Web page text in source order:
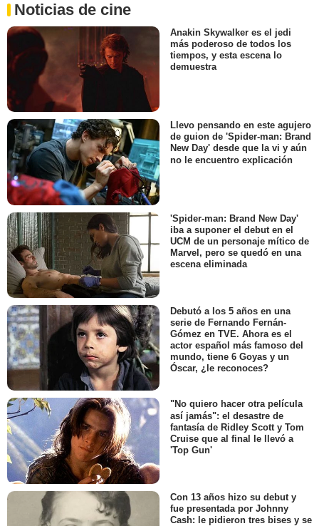
Noticias de cine
Anakin Skywalker es el jedi
más poderoso de todos los
tiempos, y esta escena lo
demuestra
Llevo pensando en este agujero
de guion de 'Spider-man: Brand
New Day' desde que la vi y aún
no le encuentro explicación
'Spider-man: Brand New Day'
iba a suponer el debut en el
UCM de un personaje mítico de
Marvel, pero se quedó en una
escena eliminada
Debutó a los 5 años en una
serie de Fernando Fernán-
Gómez en TVE. Ahora es el
actor español más famoso del
mundo, tiene 6 Goyas y un
Óscar, ¿le reconoces?
"No quiero hacer otra película
así jamás": el desastre de
fantasía de Ridley Scott y Tom
Cruise que al final le llevó a
'Top Gun'
Con 13 años hizo su debut y
fue presentada por Johnny
Cash: le pidieron tres bises y se